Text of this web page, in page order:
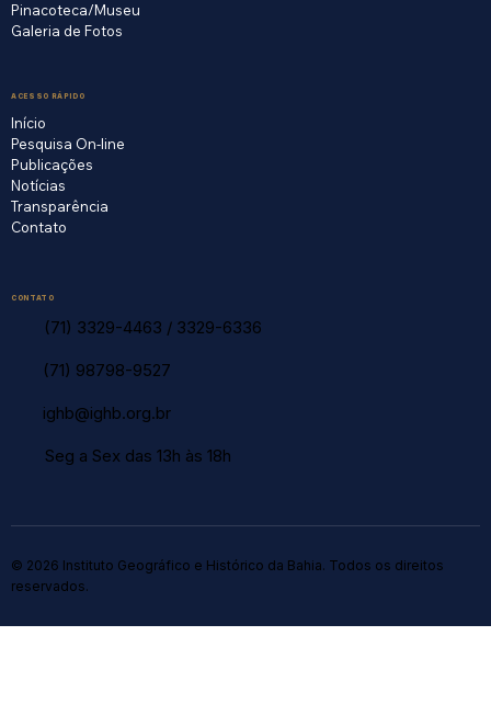
Pinacoteca/Museu
Galeria de Fotos
ACESSO RÁPIDO
Início
Pesquisa On-line
Publicações
Notícias
Transparência
Contato
CONTATO
(71) 3329-4463 / 3329-6336
(71) 98798-9527
ighb@ighb.org.br
Seg a Sex das 13h às 18h
© 2026 Instituto Geográfico e Histórico da Bahia. Todos os direitos
reservados.